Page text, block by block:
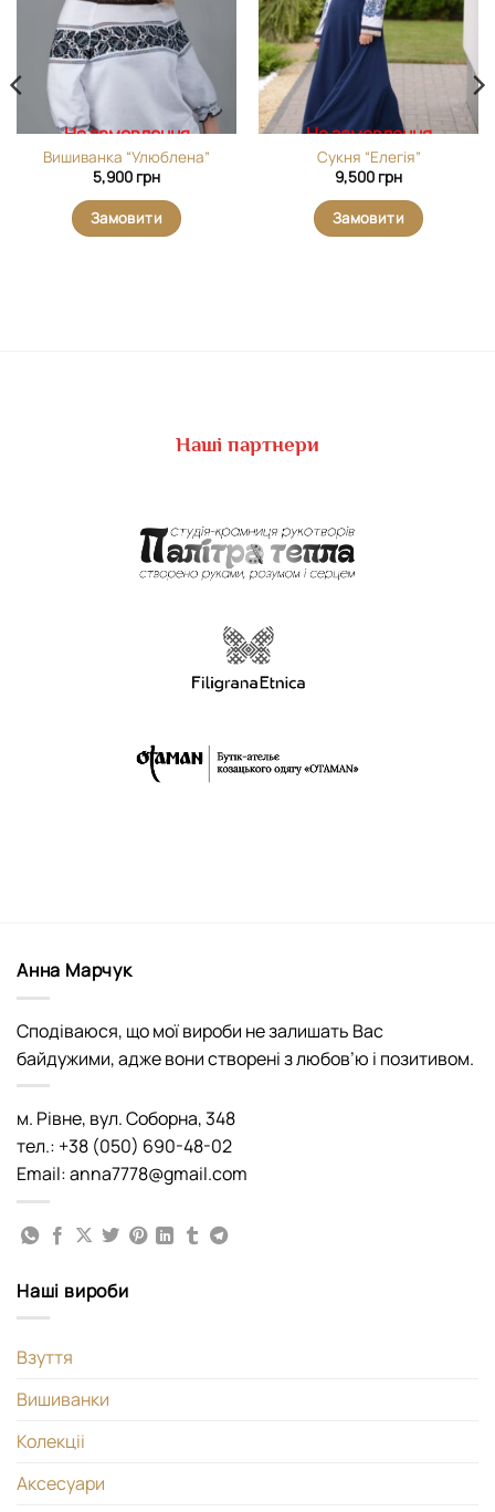
На замовлення
Вишиванка “Улюблена”
5,900 грн
Замовити
На замовлення
Сукня “Елегія”
9,500 грн
Замовити
Наші партнери
Анна Марчук
Сподіваюся, що мої вироби не залишать Вас
байдужими, адже вони створені з любов’ю і позитивом.
м. Рівне, вул. Соборна, 348
тел.: +38 (050) 690-48-02
Email: anna7778@gmail.com
Наші вироби
Взуття
Вишиванки
Колекціі
Аксесуари